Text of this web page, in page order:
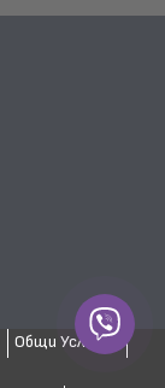
Общи Условия